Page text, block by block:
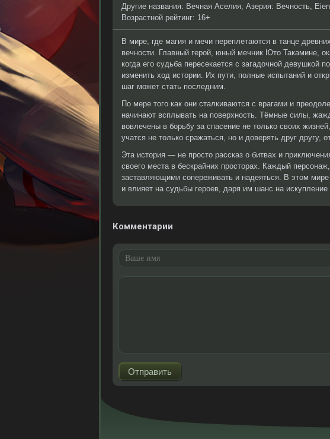
Другие названия: Вечная Аселия, Азерия: Вечность,
Возрастной рейтинг: 16+
В мире, где магия и мечи переплетаются в танце
вечности. Главный герой, юный мечник Юто Такамине,
когда его судьба пересекается с загадочной
изменить ход истории. Их пути, полные испытаний и
шаг может стать последним.
По мере того как они сталкиваются с врагами и
начинают всплывать на поверхность. Тёмные силы,
вовлечены в борьбу за спасение не только своих
учатся не только сражаться, но и доверять друг другу,
Эта история — не просто рассказ о битвах и
своего места в бескрайних просторах. Каждый
заставляющими сопереживать и надеяться. В этом
и влияет на судьбы героев, даря им шанс на искупление
Комментарии